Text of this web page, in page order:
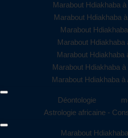
Marabout Hdiakhaba
Marabout Hdiakhaba
Marabout
Marabout Hdiakhaba
Marabout Hdiakhaba
Marabout Hdiakhaba
Marabout Hdiakhaba à
Déontologie
Astrologie africaine -
Marabout